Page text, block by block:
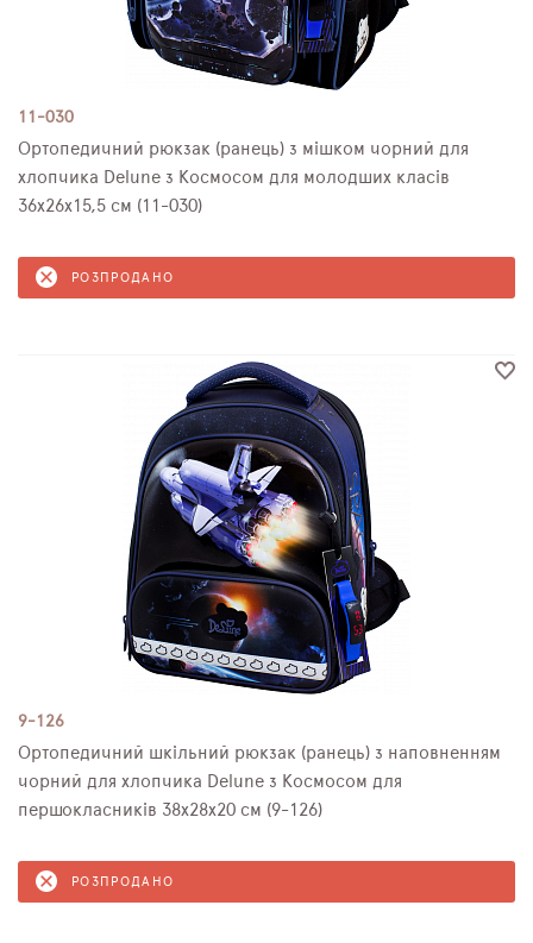
11-030
Ортопедичний рюкзак (ранець) з мішком чорний для
хлопчика Delune з Космосом для молодших класів
36х26х15,5 см (11-030)
РОЗПРОДАНО
9-126
Ортопедичний шкільний рюкзак (ранець) з наповненням
чорний для хлопчика Delune з Космосом для
першокласників 38х28х20 см (9-126)
РОЗПРОДАНО